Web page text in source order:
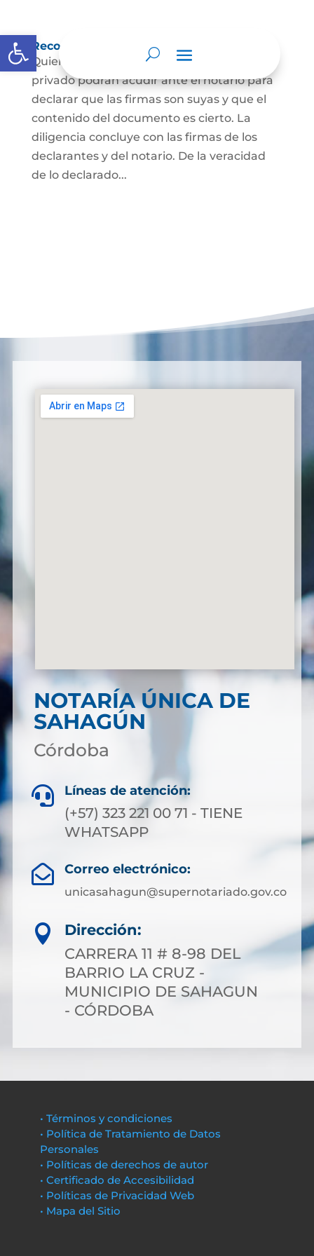
Abrir barra de herramientas
Reconocimiento de firma y contenido
Quienes hayan firmado un documento
privado podrán acudir ante el notario para
declarar que las firmas son suyas y que el
contenido del documento es cierto. La
diligencia concluye con las firmas de los
declarantes y del notario. De la veracidad
de lo declarado...
NOTARÍA ÚNICA DE
SAHAGÚN
Córdoba
 Líneas de atención:
(+57) 323 221 00 71 - TIENE
WHATSAPP
 Correo electrónico:
unicasahagun@supernotariado.gov.co

Dirección:
CARRERA 11 # 8-98 DEL
BARRIO LA CRUZ -
MUNICIPIO DE SAHAGUN
- CÓRDOBA
• Términos y condiciones
• Política de Tratamiento de Datos
Personales
• Políticas de derechos de autor
• Certificado de Accesibilidad
• Políticas de Privacidad Web
• Mapa del Sitio